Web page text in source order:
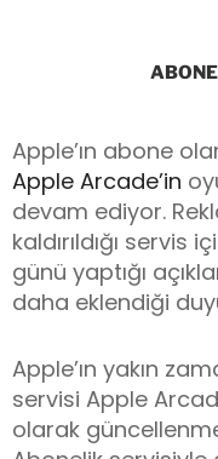
Apple’ın abone
Apple Arcade’in
devam ediyor.
kaldırıldığı
günü yaptığı
daha eklendiği
Apple’ın yakın
servisi Apple
olarak